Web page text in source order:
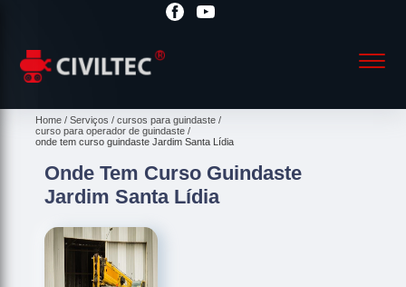
Home Serviços
cursos para guindaste
curso para operador de guindaste
onde tem curso guindaste Jardim Santa Lídia
Onde Tem Curso Guindaste
Jardim Santa Lídia